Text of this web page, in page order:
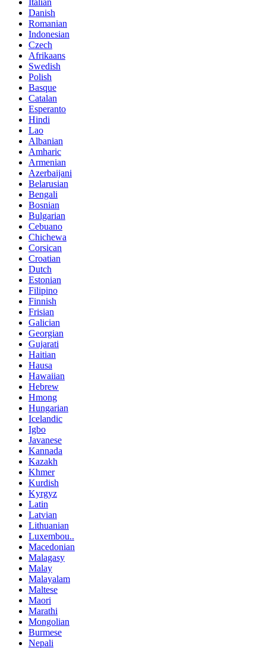
Danish
Romanian
Indonesian
Czech
Afrikaans
Swedish
Polish
Basque
Catalan
Esperanto
Hindi
Lao
Albanian
Amharic
Armenian
Azerbaijani
Belarusian
Bengali
Bosnian
Bulgarian
Cebuano
Chichewa
Corsican
Croatian
Dutch
Estonian
Filipino
Finnish
Frisian
Galician
Georgian
Gujarati
Haitian
Hausa
Hawaiian
Hebrew
Hmong
Hungarian
Icelandic
Igbo
Javanese
Kannada
Kazakh
Khmer
Kurdish
Kyrgyz
Latin
Latvian
Lithuanian
Luxembou..
Macedonian
Malagasy
Malay
Malayalam
Maltese
Maori
Marathi
Mongolian
Burmese
Nepali